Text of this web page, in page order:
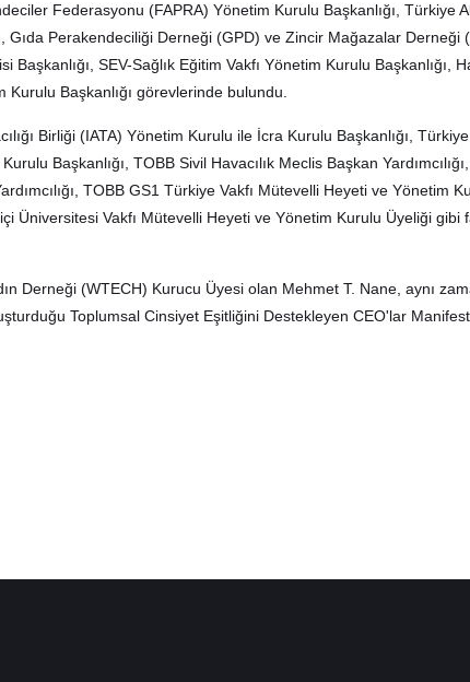
Federasyonu (FAPRA) Yönetim Kurulu Başkanlığı, Türkiye
Perakendeciliği Derneği (GPD) ve Zincir Mağazalar Derneği
Başkanlığı, SEV-Sağlık Eğitim Vakfı Yönetim Kurulu Başkanlığı,
Başkanlığı görevlerinde bulundu.
Birliği (IATA) Yönetim Kurulu ile İcra Kurulu Başkanlığı,
Başkanlığı, TOBB Sivil Havacılık Meclis Başkan
TOBB GS1 Türkiye Vakfı Mütevelli Heyeti ve Yönetim
Üniversitesi Vakfı Mütevelli Heyeti ve Yönetim Kurulu Üyeliği gibi
Derneği (WTECH) Kurucu Üyesi olan Mehmet T. Nane, aynı
Toplumsal Cinsiyet Eşitliğini Destekleyen CEO'lar